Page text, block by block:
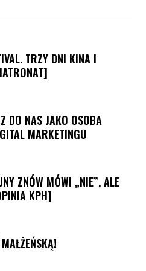
TRZY DNI KINA I
DO NAS JAKO OSOBA
MARKETINGU
ZNÓW MÓWI „NIE”. ALE
KPH]